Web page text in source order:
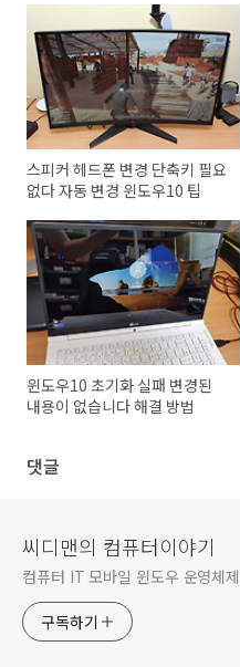
스피커 헤드폰 변경 단축키 필요
없다 자동 변경 윈도우10 팁
윈도우10 초기화 실패 변경된
내용이 없습니다 해결 방법
댓글
씨디맨의 컴퓨터이야기
컴퓨터 IT 모바일 윈도우 운영체
구독하기